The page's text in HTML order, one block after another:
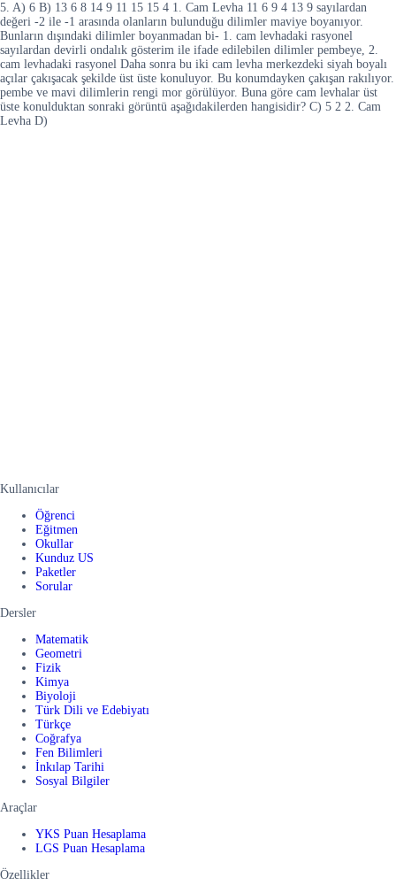
5. A) 6 B) 13 6 8 14 9 11 15 15 4 1. Cam Levha 11 6 9 4 13 9 sayılardan
değeri -2 ile -1 arasında olanların bulunduğu dilimler maviye boyanıyor.
Bunların dışındaki dilimler boyanmadan bi- 1. cam levhadaki rasyonel
sayılardan devirli ondalık gösterim ile ifade edilebilen dilimler pembeye, 2.
cam levhadaki rasyonel Daha sonra bu iki cam levha merkezdeki siyah boyalı
açılar çakışacak şekilde üst üste konuluyor. Bu konumdayken çakışan rakılıyor.
pembe ve mavi dilimlerin rengi mor görülüyor. Buna göre cam levhalar üst
üste konulduktan sonraki görüntü aşağıdakilerden hangisidir? C) 5 2 2. Cam
Levha D)
Kullanıcılar
Öğrenci
Eğitmen
Okullar
Kunduz US
Paketler
Sorular
Dersler
Matematik
Geometri
Fizik
Kimya
Biyoloji
Türk Dili ve Edebiyatı
Türkçe
Coğrafya
Fen Bilimleri
İnkılap Tarihi
Sosyal Bilgiler
Araçlar
YKS Puan Hesaplama
LGS Puan Hesaplama
Özellikler